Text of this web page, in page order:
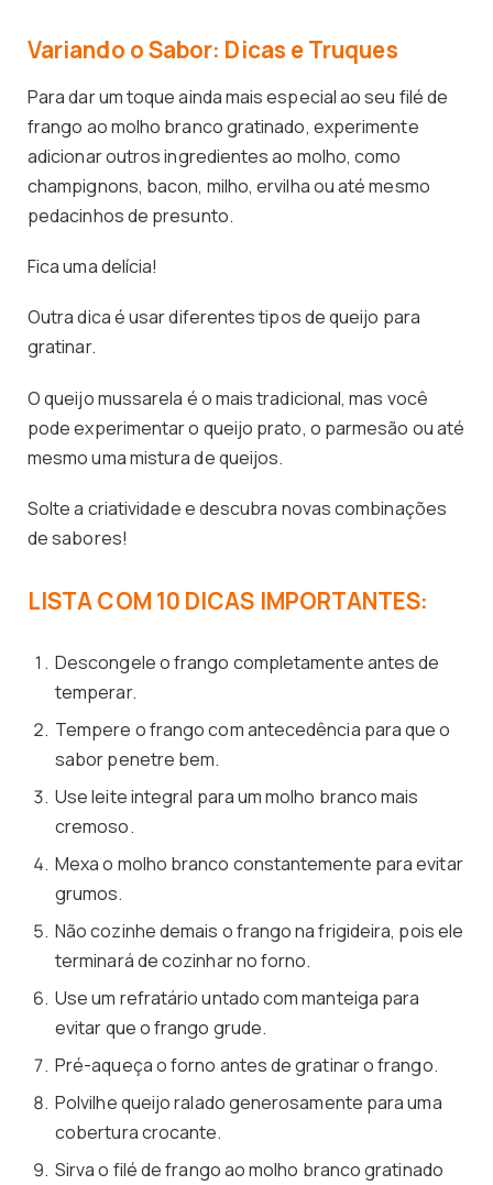
Variando o Sabor: Dicas e Truques
Para dar um toque ainda mais especial ao seu filé de
frango ao molho branco gratinado, experimente
adicionar outros ingredientes ao molho, como
champignons, bacon, milho, ervilha ou até mesmo
pedacinhos de presunto.
Fica uma delícia!
Outra dica é usar diferentes tipos de queijo para
gratinar.
O queijo mussarela é o mais tradicional, mas você
pode experimentar o queijo prato, o parmesão ou até
mesmo uma mistura de queijos.
Solte a criatividade e descubra novas combinações
de sabores!
LISTA COM 10 DICAS IMPORTANTES:
Descongele o frango completamente antes de
temperar.
Tempere o frango com antecedência para que o
sabor penetre bem.
Use leite integral para um molho branco mais
cremoso.
Mexa o molho branco constantemente para evitar
grumos.
Não cozinhe demais o frango na frigideira, pois ele
terminará de cozinhar no forno.
Use um refratário untado com manteiga para
evitar que o frango grude.
Pré-aqueça o forno antes de gratinar o frango.
Polvilhe queijo ralado generosamente para uma
cobertura crocante.
Sirva o filé de frango ao molho branco gratinado